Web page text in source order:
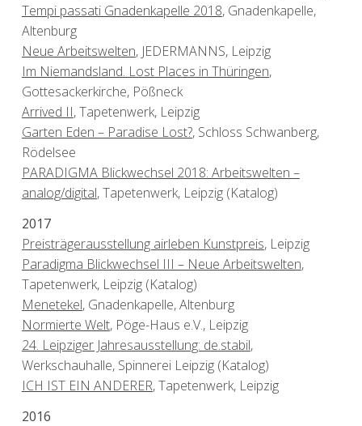
Tempi passati Gnadenkapelle 2018, Gnadenkapelle,
Altenburg
Neue Arbeitswelten, JEDERMANNS, Leipzig
Im Niemandsland. Lost Places in Thüringen,
Gottesackerkirche, Pößneck
Arrived II, Tapetenwerk, Leipzig
Garten Eden – Paradise Lost?, Schloss Schwanberg,
Rödelsee
PARADIGMA Blickwechsel 2018: Arbeitswelten –
analog/digital, Tapetenwerk, Leipzig (Katalog)
2017
Preisträgerausstellung airleben Kunstpreis, Leipzig
Paradigma Blickwechsel III – Neue Arbeitswelten,
Tapetenwerk, Leipzig (Katalog)
Menetekel, Gnadenkapelle, Altenburg
Normierte Welt, Pöge-Haus e.V., Leipzig
24. Leipziger Jahresausstellung: de.stabil,
Werkschauhalle, Spinnerei Leipzig (Katalog)
ICH IST EIN ANDERER, Tapetenwerk, Leipzig
2016